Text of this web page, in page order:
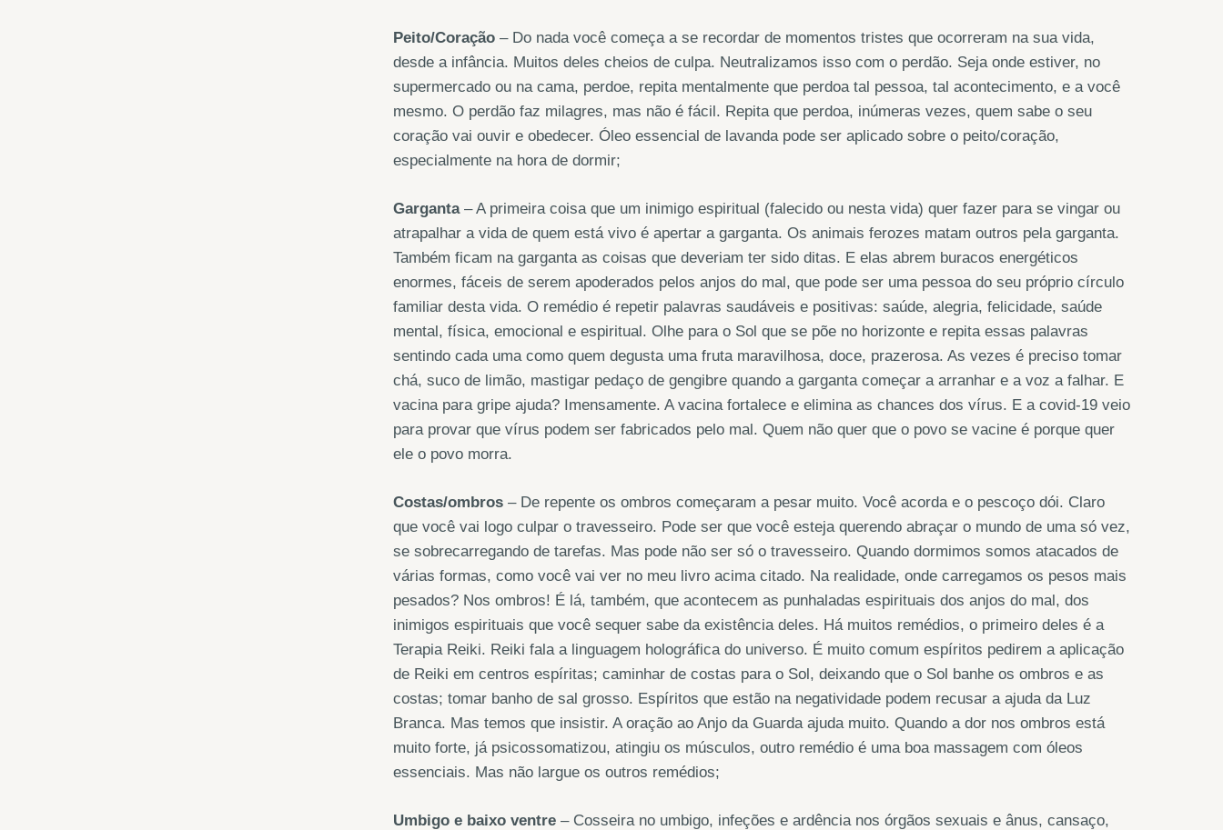
Peito/Coração – Do nada você começa a se recordar de momentos tristes que ocorreram na sua vida,
desde a infância. Muitos deles cheios de culpa. Neutralizamos isso com o perdão. Seja onde estiver, no
supermercado ou na cama, perdoe, repita mentalmente que perdoa tal pessoa, tal acontecimento, e a você
mesmo. O perdão faz milagres, mas não é fácil. Repita que perdoa, inúmeras vezes, quem sabe o seu
coração vai ouvir e obedecer. Óleo essencial de lavanda pode ser aplicado sobre o peito/coração,
especialmente na hora de dormir;
Garganta– A primeira coisa que um inimigo espiritual (falecido ou nesta vida) quer fazer para se vingar ou
atrapalhar a vida de quem está vivo é apertar a garganta. Os animais ferozes matam outros pela garganta.
Também ficam na garganta as coisas que deveriam ter sido ditas. E elas abrem buracos energéticos
enormes, fáceis de serem apoderados pelos anjos do mal, que pode ser uma pessoa do seu próprio círculo
familiar desta vida. O remédio é repetir palavras saudáveis e positivas: saúde, alegria, felicidade, saúde
mental, física, emocional e espiritual. Olhe para o Sol que se põe no horizonte e repita essas palavras
sentindo cada uma como quem degusta uma fruta maravilhosa, doce, prazerosa. As vezes é preciso tomar
chá, suco de limão, mastigar pedaço de gengibre quando a garganta começar a arranhar e a voz a falhar. E
vacina para gripe ajuda? Imensamente. A vacina fortalece e elimina as chances dos vírus. E a covid-19 veio
para provar que vírus podem ser fabricados pelo mal. Quem não quer que o povo se vacine é porque quer
ele o povo morra.
Costas/ombros – De repente os ombros começaram a pesar muito. Você acorda e o pescoço dói. Claro
que você vai logo culpar o travesseiro. Pode ser que você esteja querendo abraçar o mundo de uma só vez,
se sobrecarregando de tarefas. Mas pode não ser só o travesseiro. Quando dormimos somos atacados de
várias formas, como você vai ver no meu livro acima citado. Na realidade, onde carregamos os pesos mais
pesados? Nos ombros! É lá, também, que acontecem as punhaladas espirituais dos anjos do mal, dos
inimigos espirituais que você sequer sabe da existência deles. Há muitos remédios, o primeiro deles é a
Terapia Reiki. Reiki fala a linguagem holográfica do universo. É muito comum espíritos pedirem a aplicação
de Reiki em centros espíritas; caminhar de costas para o Sol, deixando que o Sol banhe os ombros e as
costas; tomar banho de sal grosso. Espíritos que estão na negatividade podem recusar a ajuda da Luz
Branca. Mas temos que insistir. A oração ao Anjo da Guarda ajuda muito. Quando a dor nos ombros está
muito forte, já psicossomatizou, atingiu os músculos, outro remédio é uma boa massagem com óleos
essenciais. Mas não largue os outros remédios;
Umbigo e baixo ventre – Cosseira no umbigo, infeções e ardência nos órgãos sexuais e ânus, cansaço,